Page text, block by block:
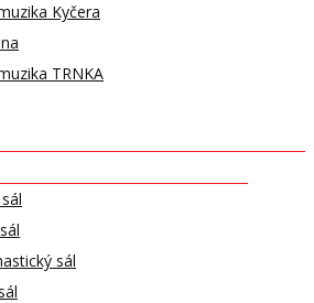
Kyčera
TRNKA
sál